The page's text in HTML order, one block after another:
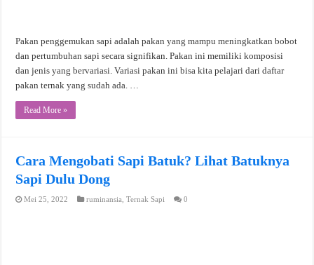
Pakan penggemukan sapi adalah pakan yang mampu meningkatkan bobot
dan pertumbuhan sapi secara signifikan. Pakan ini memiliki komposisi
dan jenis yang bervariasi. Variasi pakan ini bisa kita pelajari dari daftar
pakan ternak yang sudah ada. …
Read More »
Cara Mengobati Sapi Batuk? Lihat Batuknya
Sapi Dulu Dong
Mei 25, 2022 ruminansia ,Ternak Sapi 0